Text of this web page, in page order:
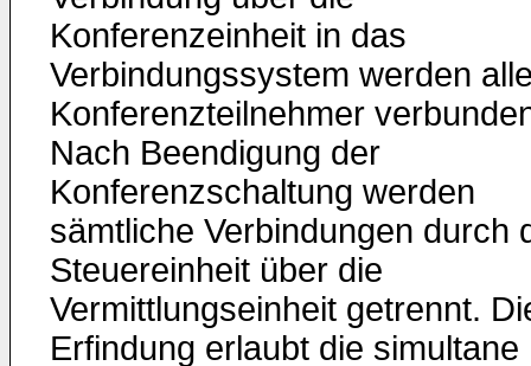
Konferenzeinheit in das
Verbindungssystem werden
Konferenzteilnehmer
Nach Beendigung der
Konferenzschaltung werden
sämtliche Verbindungen durch
Steuereinheit über die
Vermittlungseinheit getrennt.
Erfindung erlaubt die simultane